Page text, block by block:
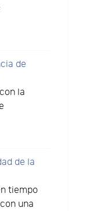
de
la
de la
tiempo
una